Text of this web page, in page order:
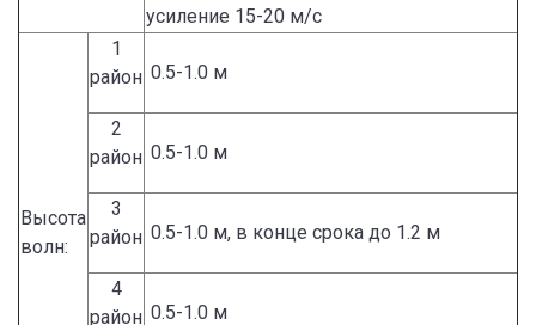
усиление 15-20 м/с
Высота
волн:
1
район 0.5-1.0 м
2
район 0.5-1.0 м
3
район 0.5-1.0 м, в конце срока до 1.2 м
4
район 0.5-1.0 м